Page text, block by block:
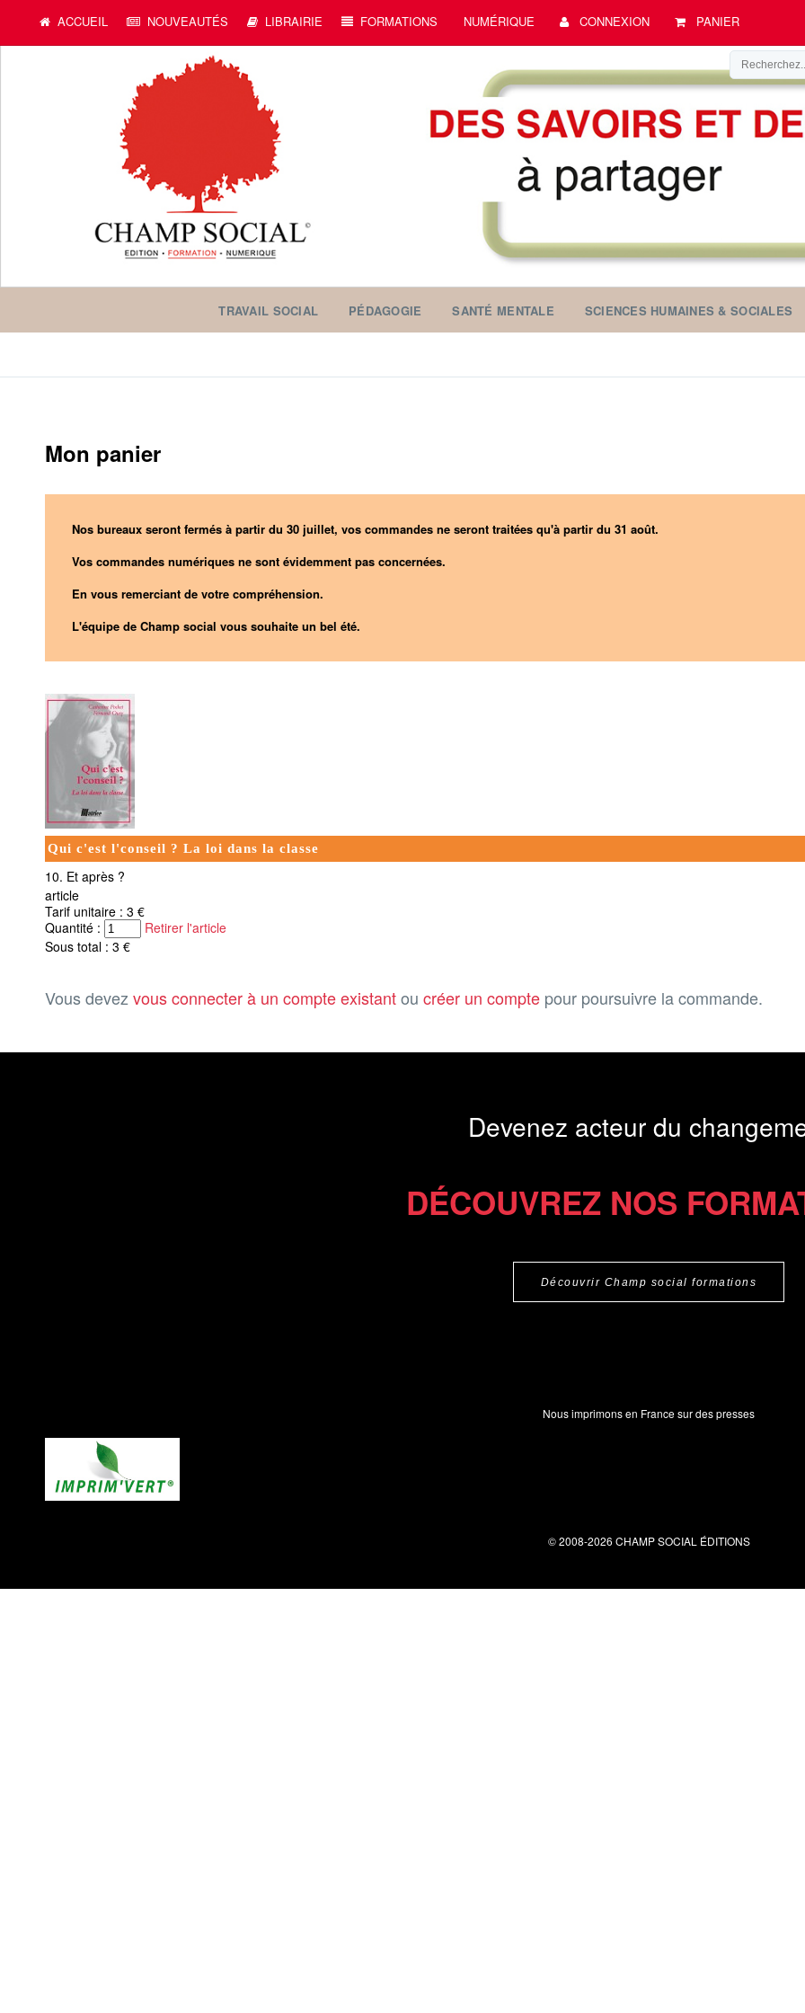
ACCUEIL NOUVEAUTÉS LIBRAIRIE FORMATIONS NUMÉRIQUE CONNEXION PANIER
TRAVAIL SOCIAL PÉDAGOGIE SANTÉ MENTALE SCIENCES HUMAINES & SOCIALES
Mon panier
Nos bureaux seront fermés à partir du 30 juillet, vos commandes ne seront traitées qu'à partir du 31 août.
Vos commandes numériques ne sont évidemment pas concernées.
En vous remerciant de votre compréhension.
L'équipe de Champ social vous souhaite un bel été.
Qui c'est l'conseil ? La loi dans la classe
10. Et après ?
article
Tarif unitaire : 3 €
Quantité :
Retirer l'article
Sous total : 3 €
Vous devezvous connecter à un compte existantou créer un compte pour poursuivre la commande.
Devenez acteur du
DÉCOUVREZ NOS
Découvrir Champ social formations
Nous imprimons en France sur des presses
© 2008-2026 CHAMP SOCIAL ÉDITIONS